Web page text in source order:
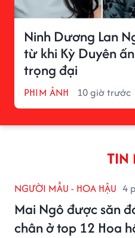
Ninh Dương Lan
từ khi Kỳ Duyên
trọng đại
PHIM ẢNH 10 giờ trước
TIN
NGƯỜI MẪU - HOA HẬU 4
Mai Ngô được săn
chân ở top 12 Hoa